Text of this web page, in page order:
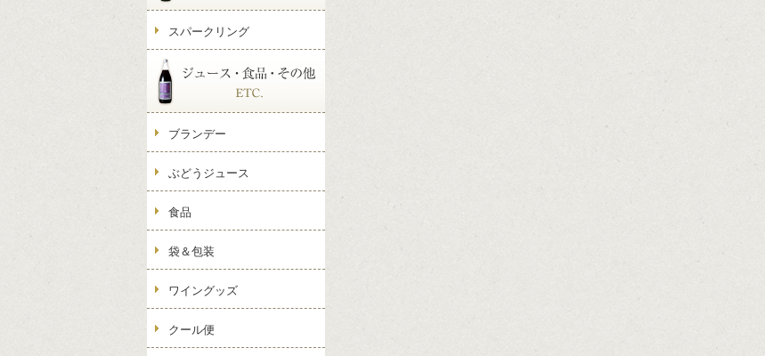
スパークリング
ブランデー
ぶどうジュース
食品
袋＆包装
ワイングッズ
クール便